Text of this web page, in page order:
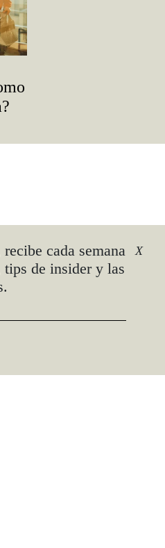
cada semana
de insider y las
X